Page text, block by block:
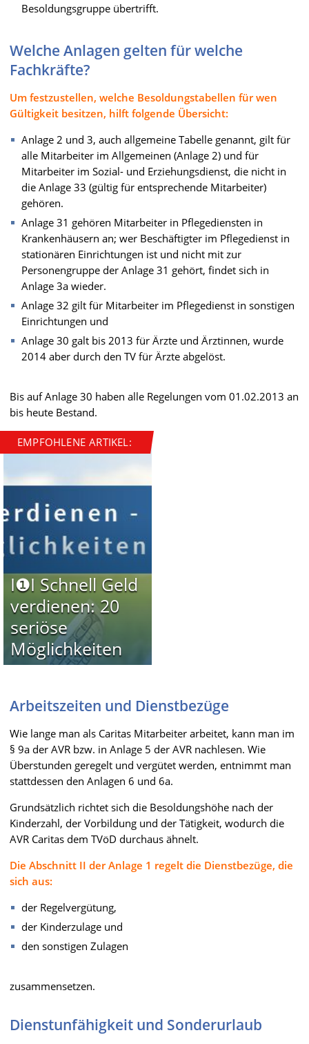
Besoldungsgruppe übertrifft.
Welche Anlagen gelten für welche
Fachkräfte?
Um festzustellen, welche Besoldungstabellen für wen
Gültigkeit besitzen, hilft folgende Übersicht:
Anlage 2 und 3, auch allgemeine Tabelle genannt, gilt für
alle Mitarbeiter im Allgemeinen (Anlage 2) und für
Mitarbeiter im Sozial- und Erziehungsdienst, die nicht in
die Anlage 33 (gültig für entsprechende Mitarbeiter)
gehören.
Anlage 31 gehören Mitarbeiter in Pflegediensten in
Krankenhäusern an; wer Beschäftigter im Pflegedienst in
stationären Einrichtungen ist und nicht mit zur
Personengruppe der Anlage 31 gehört, findet sich in
Anlage 3a wieder.
Anlage 32 gilt für Mitarbeiter im Pflegedienst in sonstigen
Einrichtungen und
Anlage 30 galt bis 2013 für Ärzte und Ärztinnen, wurde
2014 aber durch den TV für Ärzte abgelöst.
Bis auf Anlage 30 haben alle Regelungen vom 01.02.2013 an
bis heute Bestand.
EMPFOHLENE ARTIKEL:
I❶I Schnell Geld
verdienen: 20
seriöse
Möglichkeiten
Arbeitszeiten und Dienstbezüge
Wie lange man als Caritas Mitarbeiter arbeitet, kann man im
§ 9a der AVR bzw. in Anlage 5 der AVR nachlesen. Wie
Überstunden geregelt und vergütet werden, entnimmt man
stattdessen den Anlagen 6 und 6a.
Grundsätzlich richtet sich die Besoldungshöhe nach der
Kinderzahl, der Vorbildung und der Tätigkeit, wodurch die
AVR Caritas dem TVöD durchaus ähnelt.
Die Abschnitt II der Anlage 1 regelt die Dienstbezüge, die
sich aus:
der Regelvergütung,
der Kinderzulage und
den sonstigen Zulagen
zusammensetzen.
Dienstunfähigkeit und Sonderurlaub